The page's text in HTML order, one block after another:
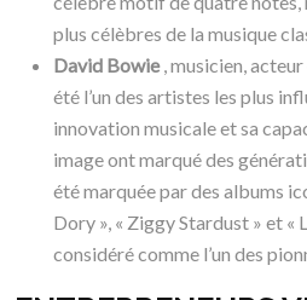
plus célèbres de la musique
David Bowie, musicien,
été l’un des artistes les plus
innovation musicale et sa
image ont marqué des
été marquée par des albums
Dory », « Ziggy Stardust » et «
considéré comme l’un des